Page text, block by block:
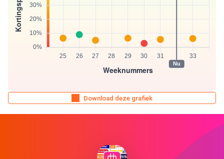
Download deze grafiek